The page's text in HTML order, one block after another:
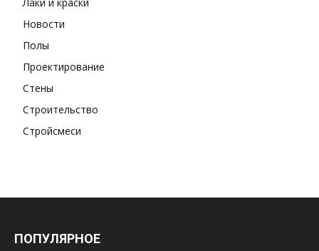
Новости
Полы
Проектирование
Стены
Строительство
Стройсмеси
ПОПУЛЯРНОЕ